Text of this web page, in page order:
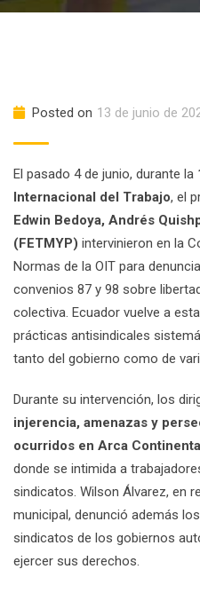
Posted on 13 de junio de
El pasado 4 de junio, durante la
Internacional del Trabajo, el
Edwin Bedoya, Andrés
(FETMYP) intervinieron en la
Normas de la OIT para
convenios 87 y 98 sobre
colectiva. Ecuador vuelve a
prácticas antisindicales
tanto del gobierno como de
Durante su intervención, los
injerencia, amenazas y
ocurridos en Arca
donde se intimida a
sindicatos. Wilson Álvarez, en
municipal, denunció además
sindicatos de los gobiernos
ejercer sus derechos.